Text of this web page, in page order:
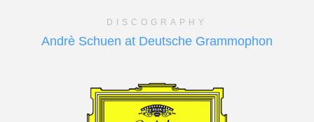
DISCOGRAPHY
Andrè Schuen at Deutsche Grammophon